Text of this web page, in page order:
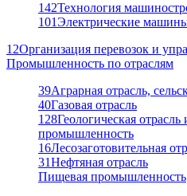
142Технология
101Электрические
12Организация перевозок и
Промышленность по отраслям
39Аграрная отрасль,
40Газовая отрасль
128Геологическая
промышленность
16Лесозаготовительная
31Нефтяная отрасль
Пищевая промышленность